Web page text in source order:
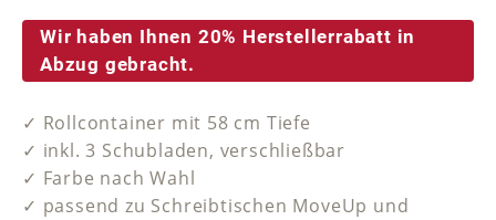
Wir haben Ihnen 20% Herstellerrabatt in
Abzug gebracht.
✓ Rollcontainer mit 58 cm Tiefe
✓ inkl. 3 Schubladen, verschließbar
✓ Farbe nach Wahl
✓ passend zu Schreibtischen MoveUp und